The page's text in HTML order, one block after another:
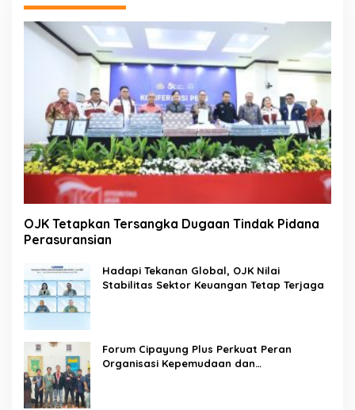
OJK Tetapkan Tersangka Dugaan Tindak Pidana
Perasuransian
Hadapi Tekanan Global, OJK Nilai
Stabilitas Sektor Keuangan Tetap Terjaga
Forum Cipayung Plus Perkuat Peran
Organisasi Kepemudaan dan